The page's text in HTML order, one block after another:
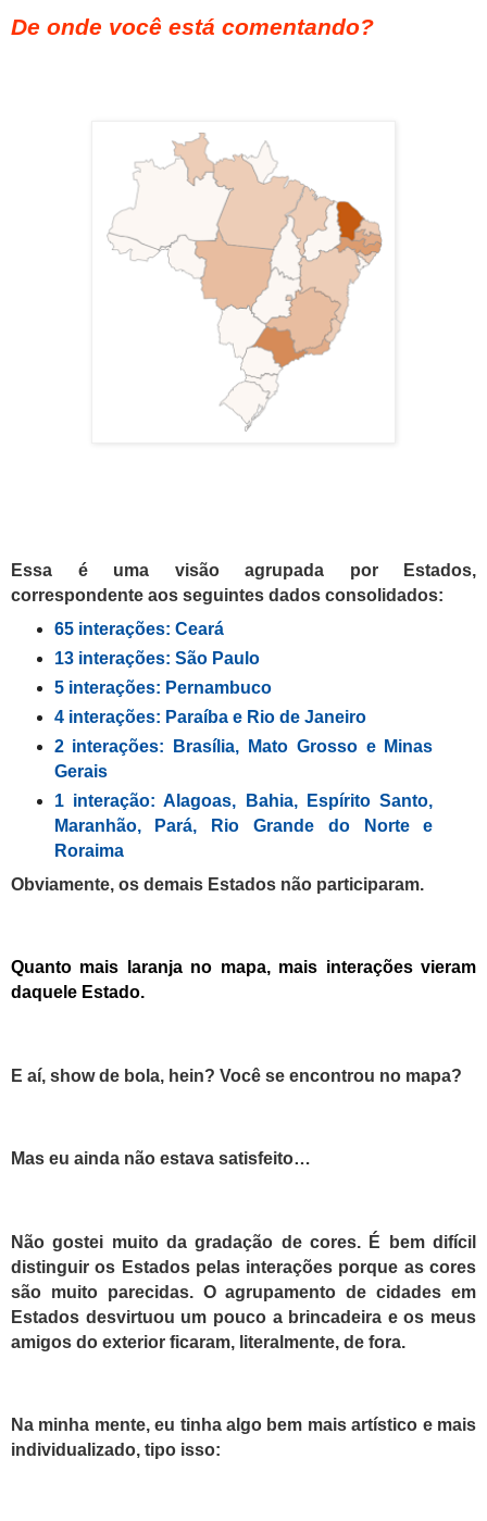
De onde você está comentando?
Essa é uma visão agrupada por Estados,
correspondente aos seguintes dados consolidados:
65 interações: Ceará
13interações: São Paulo
5 interações: Pernambuco
4interações: Paraíba e Rio de Janeiro
2interações: Brasília,
Mato Grosso e Minas
Gerais
1interação:Alagoas,
Bahia, Espírito Santo,
Maranhão, Pará,
Rio Grande do Nortee
Roraima
Obviamente, os demais Estados não participaram.
Quanto mais laranja no mapa, mais interações vieram
daquele Estado.
E aí, show de bola, hein? Você se encontrou no mapa?
Mas eu ainda não estava satisfeito…
Não gostei muito da gradação de cores. É bem difícil
distinguir os Estados pelas interações porque as cores
são muito parecidas. O agrupamento de cidades em
Estados desvirtuou um pouco a brincadeira e os meus
amigos do exterior ficaram, literalmente, de fora.
Na minha mente, eu tinha algo bem mais artístico e mais
individualizado, tipo isso: